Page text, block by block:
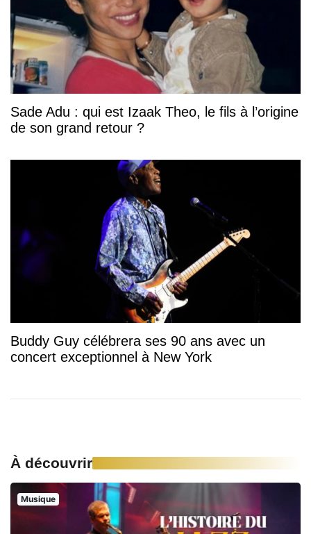
Sade Adu : qui est Izaak Theo, le fils à l’origine
de son grand retour ?
Buddy Guy célébrera ses 90 ans avec un
concert exceptionnel à New York
À découvrir
Musique